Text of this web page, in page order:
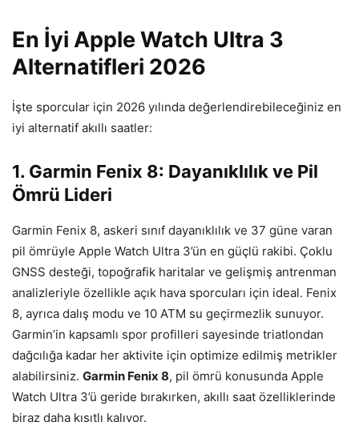
En İyi Apple Watch Ultra 3
Alternatifleri 2026
İşte sporcular için 2026 yılında değerlendirebileceğiniz en
iyi alternatif akıllı saatler:
1. Garmin Fenix 8: Dayanıklılık ve Pil
Ömrü Lideri
Garmin Fenix 8, askeri sınıf dayanıklılık ve 37 güne varan
pil ömrüyle Apple Watch Ultra 3’ün en güçlü rakibi. Çoklu
GNSS desteği, topoğrafik haritalar ve gelişmiş antrenman
analizleriyle özellikle açık hava sporcuları için ideal. Fenix
8, ayrıca dalış modu ve 10 ATM su geçirmezlik sunuyor.
Garmin’in kapsamlı spor profilleri sayesinde triatlondan
dağcılığa kadar her aktivite için optimize edilmiş metrikler
alabilirsiniz. Garmin Fenix 8, pil ömrü konusunda Apple
Watch Ultra 3’ü geride bırakırken, akıllı saat özelliklerinde
biraz daha kısıtlı kalıyor.